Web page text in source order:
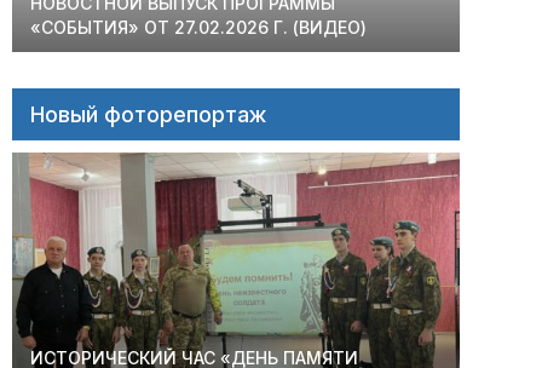
«СОБЫТИЯ» ОТ 27.02.2026 Г. (ВИДЕО)
Новый фоторепортаж
ИСТОРИЧЕСКИЙ ЧАС «ДЕНЬ ПАМЯТИ